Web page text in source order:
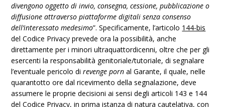
divengono oggetto di invio, consegna, cessione, pubblicazione o
diffusione attraverso piattaforme digitali senza consenso
dell’interessato medesimo”. Specificamente, l’articolo 144-bis
del Codice Privacy prevede ora la possibilità, anche
direttamente per i minori ultraquattordicenni, oltre che per gli
esercenti la responsabilità genitoriale/tutoriale, di segnalare
l’eventuale pericolo direvenge porn al Garante, il quale, nelle
quarantotto ore dal ricevimento della segnalazione, deve
assumere le proprie decisioni ai sensi degli articoli 143 e 144
del Codice Privacy, in prima istanza di natura cautelativa, con